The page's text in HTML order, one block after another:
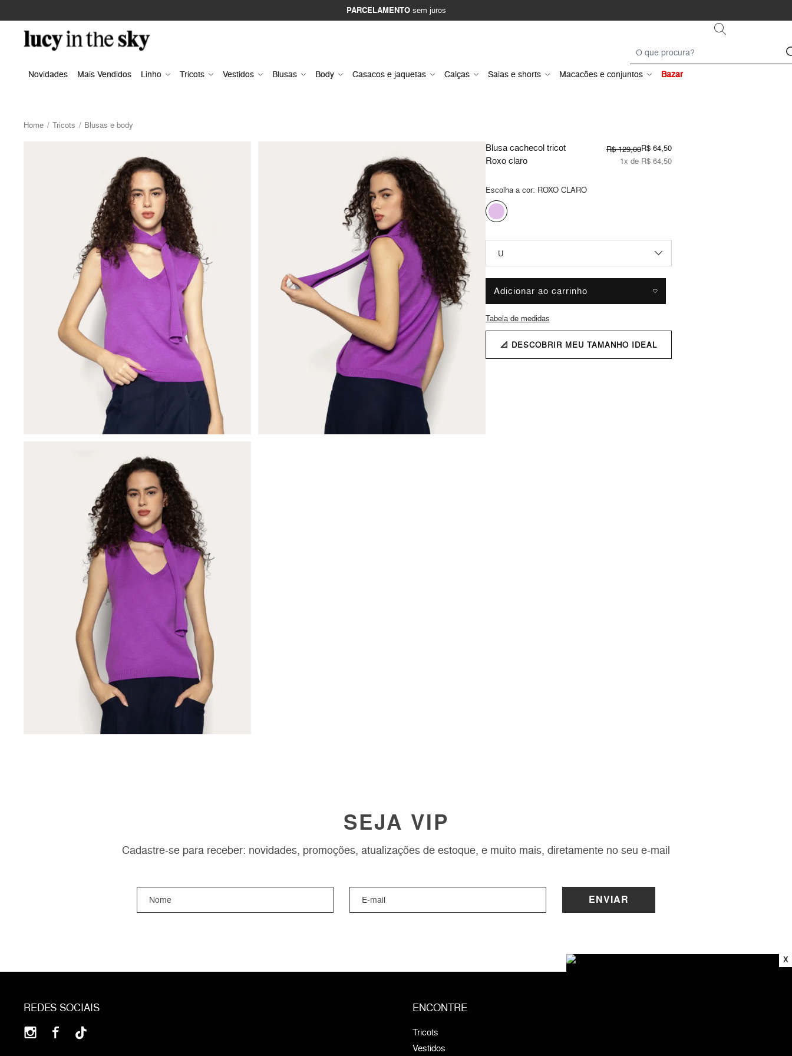
PARCELAMENTOsem juros
Novidades Mais Vendidos Linho Tricots Vestidos Blusas Body Casacos e jaquetas Calças Saias e shorts Macacões e conjuntos Bazar
Home Tricots Blusas e body
Blusa cachecol tricot
Roxo claro
R$ 129,00R$ 64,50
1x de R$ 64,50
Escolha a cor: ROXO CLARO
Adicionar ao carrinho
Tabela de medidas
📐 DESCOBRIR MEU TAMANHO IDEAL
SEJA VIP
Cadastre-se para receber: novidades, promoções, atualizações de estoque, e muito mais, diretamente no seu e-mail
ENVIAR
REDES SOCIAIS ENCONTRE
Tricots
Vestidos
X